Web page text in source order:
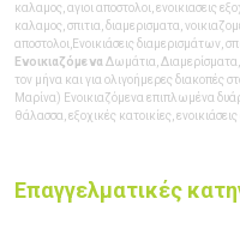
καλαμος, αγιοι αποστολοι, ενοικιασεις
καλαμος, σπιτια, διαμερισματα,
αποστολοι, Ενοικιάσεις διαμερισμάτων,
Ενοικιαζόμενα Δωμάτια, Διαμερίσματα,
τον μήνα και για ολιγοήμερες διακοπές
Μαρίνα) Ενοικιαζόμενα επιπλωμένα
θάλασσα, εξοχικές κατοικίες,
Επαγγελματικές